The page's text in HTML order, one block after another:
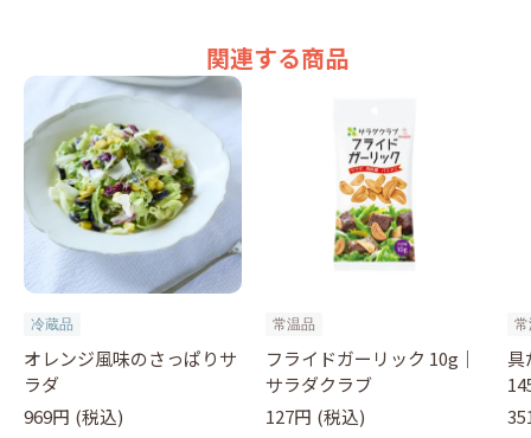
関連する商品
冷蔵品
オレンジ風味のさっぱりサ
ラダ
969円 (税込)
常温品
フライドガーリック 10g｜
サラダクラブ
127円 (税込)
具